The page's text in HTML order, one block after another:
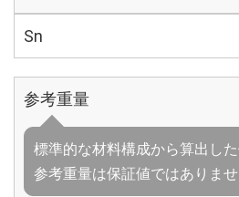
Sn
参考重量
標準的な材料構成から算出し
参考重量は保証値ではありま